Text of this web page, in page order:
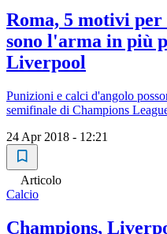
Roma, 5 motivi
sono l'arma in più
Liverpool
Punizioni e calci d'angolo
semifinale di Champions
24 Apr 2018 - 12:21
Articolo
Calcio
Champions,